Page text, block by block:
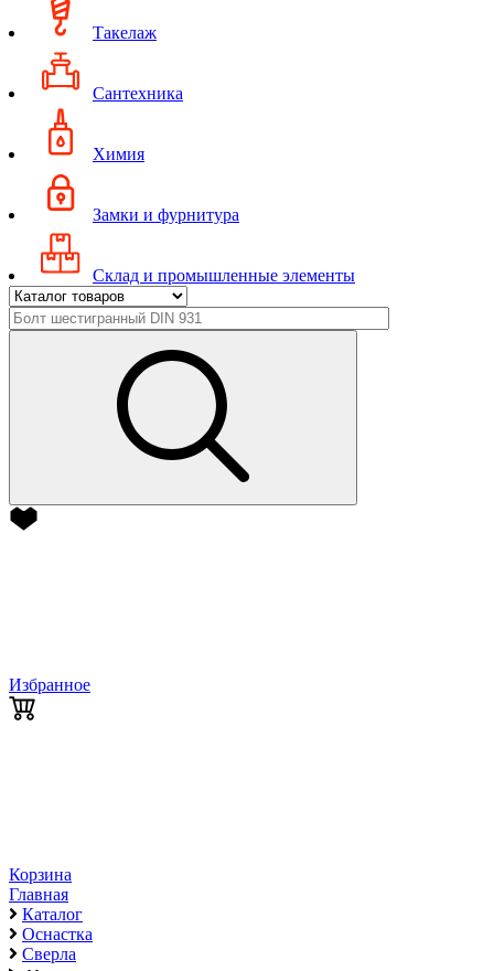
Такелаж
Сантехника
Химия
Замки и фурнитура
Склад и промышленные элементы
Избранное
Корзина
Главная
Каталог
Оснастка
Сверла